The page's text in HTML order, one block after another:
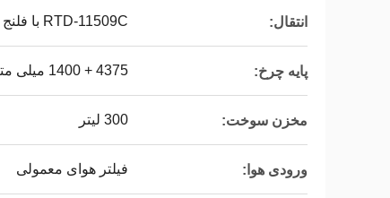
انتقال: RTD-11509C با فلنج گیر QH50
پایه چرخ: 4375 + 1400 میلی متر
مخزن سوخت: 300 لیتر
ورودی هوا: فیلتر هوای معمولی